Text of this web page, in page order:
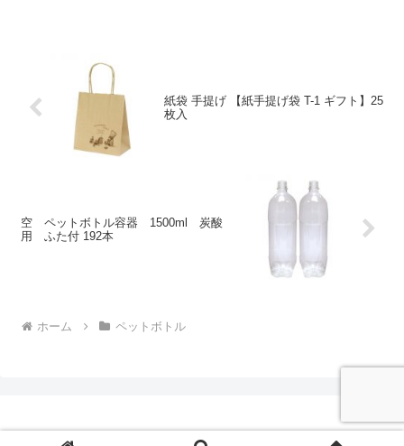
紙袋 手提げ 【紙手提げ袋 T-1 ギフト】25
枚入
空 ペットボトル容器 1500ml 炭酸
用 ふた付 192本
ホーム ペットボトル